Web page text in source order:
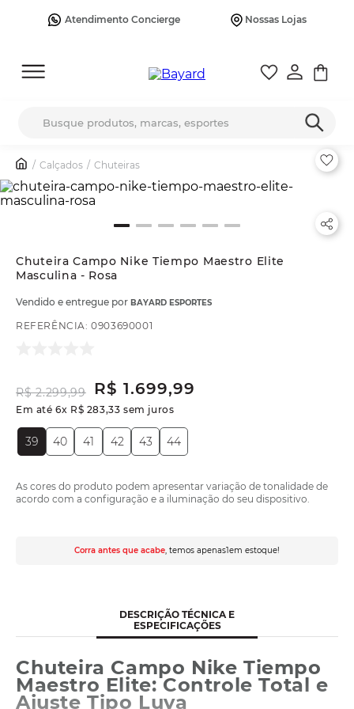
Atendimento Concierge Nossas Lojas
Calçados Chuteiras
Chuteira Campo Nike Tiempo Maestro Elite
Masculina - Rosa
Vendido e entregue por BAYARD ESPORTES
REFERÊNCIA:0903690001
R$ 2.299,99 R$ 1.699,99
Em até6x R$ 283,33 sem juros
39 40 41 42 43 44
As cores do produto podem apresentar variação de tonalidade de
acordo com a configuração e a iluminação do seu dispositivo.
Corra antes que acabe, temos apenas1em estoque!
DESCRIÇÃO TÉCNICA E
ESPECIFICAÇÕES
Chuteira Campo Nike Tiempo
Maestro Elite: Controle Total e
Ajuste Tipo Luva